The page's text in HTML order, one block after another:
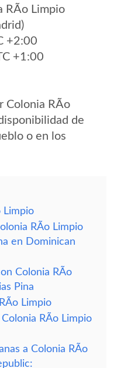
RÃ­o Limpio
+2:00
+1:00
Colonia RÃ­o
de
o en los
Limpio
RÃ­o Limpio
en Dominican
Colonia RÃ­o
Pina
Limpio
RÃ­o Limpio
a Colonia RÃ­o